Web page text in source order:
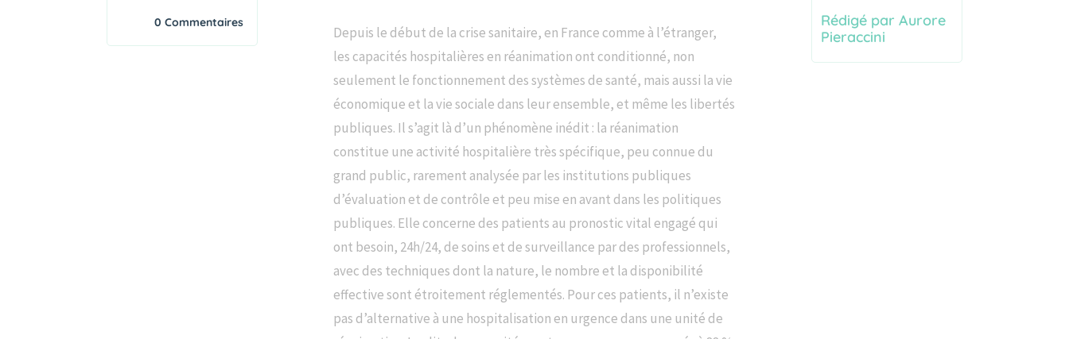
0 Commentaires
Depuis le début de la crise sanitaire, en France comme à l’étranger,
les capacités hospitalières en réanimation ont conditionné, non
seulement le fonctionnement des systèmes de santé, mais aussi la vie
économique et la vie sociale dans leur ensemble, et même les libertés
publiques. Il s’agit là d’un phénomène inédit : la réanimation
constitue une activité hospitalière très spécifique, peu connue du
grand public, rarement analysée par les institutions publiques
d’évaluation et de contrôle et peu mise en avant dans les politiques
publiques. Elle concerne des patients au pronostic vital engagé qui
ont besoin, 24h/24, de soins et de surveillance par des professionnels,
avec des techniques dont la nature, le nombre et la disponibilité
effective sont étroitement réglementés. Pour ces patients, il n’existe
pas d’alternative à une hospitalisation en urgence dans une unité de
Rédigé par Aurore
Pieraccini